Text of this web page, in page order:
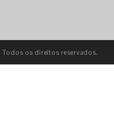
os direitos reservados.